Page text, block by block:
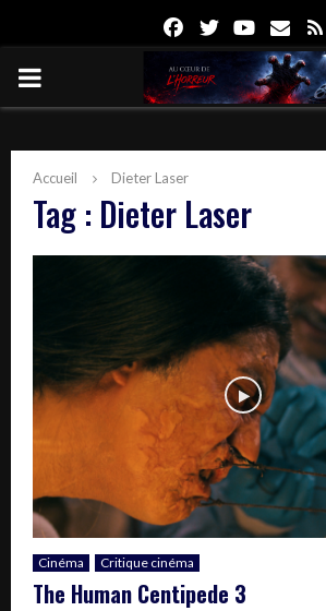
FacebookTwitterYoutube
Email
PRIMARY
Accueil Dieter Laser
Tag : Dieter Laser
Cinéma Critique cinéma
The Human Centipede 3